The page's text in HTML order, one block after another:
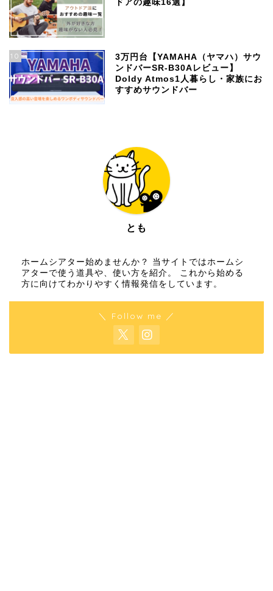
ドアの趣味16選】
10
3万円台【YAMAHA（ヤマハ）サウ
ンドバーSR-B30Aレビュー】
Doldy Atmos1人暮らし・家族にお
すすめサウンドバー
とも
ホームシアター始めませんか？ 当サイトではホームシ
アターで使う道具や、使い方を紹介。 これから始める
方に向けてわかりやすく情報発信をしています。
＼ Follow me ／